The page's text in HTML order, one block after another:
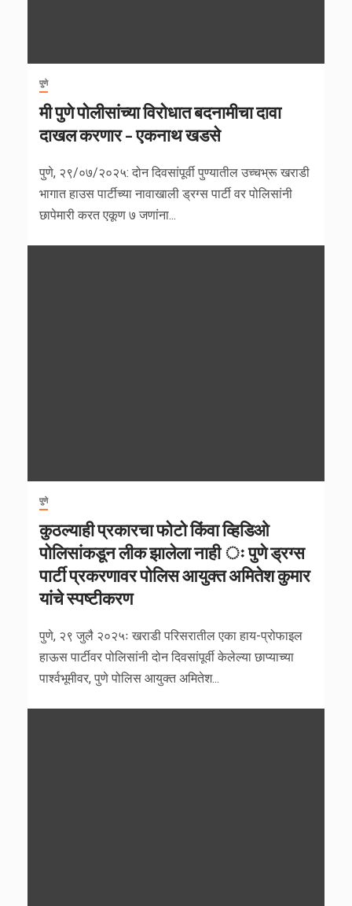
पुणे
मी पुणे पोलीसांच्या विरोधात बदनामीचा दावा
दाखल करणार – एकनाथ खडसे
पुणे, २९/०७/२०२५: दोन दिवसांपूर्वी पुण्यातील उच्चभ्रू खराडी
भागात हाउस पार्टीच्या नावाखाली ड्रग्स पार्टी वर पोलिसांनी
छापेमारी करत एकूण ७ जणांना...
पुणे
कुठल्याही प्रकारचा फोटो किंवा व्हिडिओ
पोलिसांकडून लीक झालेला नाही ः पुणे ड्रग्स
पार्टी प्रकरणावर पोलिस आयुक्त अमितेश कुमार
यांचे स्पष्टीकरण
पुणे, २९ जुलै २०२५ः खराडी परिसरातील एका हाय-प्रोफाइल
हाऊस पार्टीवर पोलिसांनी दोन दिवसांपूर्वी केलेल्या छाप्याच्या
पार्श्वभूमीवर, पुणे पोलिस आयुक्त अमितेश...